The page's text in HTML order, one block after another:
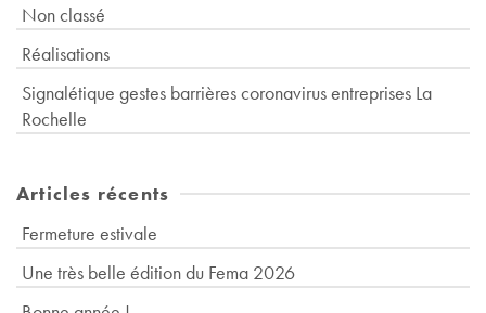
Non classé
Réalisations
Signalétique gestes barrières coronavirus entreprises La
Rochelle
Articles récents
Fermeture estivale
Une très belle édition du Fema 2026